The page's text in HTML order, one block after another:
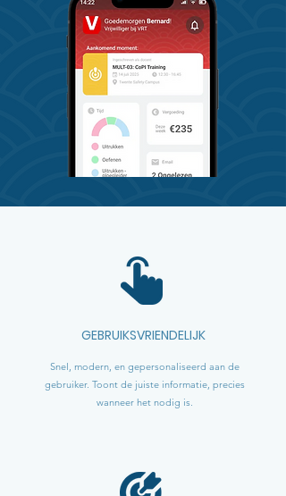
GEBRUIKSVRIENDELIJK
Snel, modern, en gepersonaliseerd aan de
gebruiker. Toont de juiste informatie, precies
wanneer het nodig is.